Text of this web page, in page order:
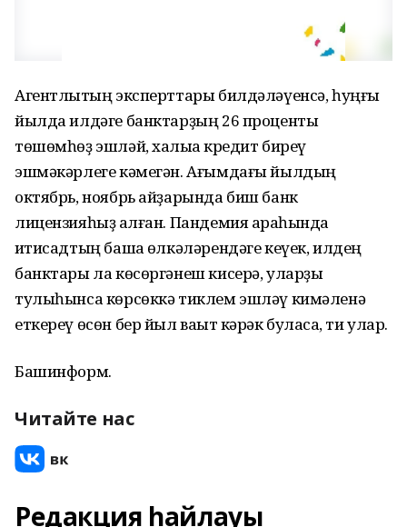
Агентлыҡтың эксперттары билдәләүенсә, һуңғы
йылда илдәге банктарҙың 26 проценты
төшөмһөҙ эшләй, халыҡҡа кредит биреү
эшмәкәрлеге кәмегән. Ағымдағы йылдың
октябрь, ноябрь айҙарында биш банк
лицензияһыҙ ҡалған. Пандемия арҡаһында
иҡтисадтың башҡа өлкәләрендәге кеүек, илдең
банктары ла көсөргәнеш кисерә, уларҙы
тулыһынса көрсөккә тиклем эшләү кимәленә
еткереү өсөн бер йыл ваҡыт кәрәк буласаҡ, ти улар.
Башинформ.
Читайте нас
Редакция һайлауы